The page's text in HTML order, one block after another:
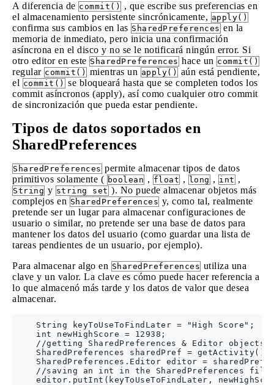
A diferencia de commit()
, que escribe sus preferencias en
el almacenamiento persistente sincrónicamente, apply()
confirma sus cambios en las SharedPreferences en la
memoria de inmediato, pero inicia una confirmación
asíncrona en el disco y no se le notificará ningún error. Si
otro editor en este SharedPreferences hace un commit()
regular commit() mientras un apply() aún está pendiente,
el commit() se bloqueará hasta que se completen todos los
commit asíncronos (apply), así como cualquier otro commit
de sincronización que pueda estar pendiente.
Tipos de datos soportados en
SharedPreferences
SharedPreferences permite almacenar tipos de datos
primitivos solamente ( boolean , float , long , int ,
String y string set ). No puede almacenar objetos más
complejos en SharedPreferences y, como tal, realmente
pretende ser un lugar para almacenar configuraciones de
usuario o similar, no pretende ser una base de datos para
mantener los datos del usuario (como guardar una lista de
tareas pendientes de un usuario, por ejemplo).
Para almacenar algo en SharedPreferences utiliza una
clave y un valor. La clave es cómo puede hacer referencia a
lo que almacenó más tarde y los datos de valor que desea
almacenar.
    String keyToUseToFindLater = "High Score";
    int newHighScore = 12938;
    //getting SharedPreferences & Editor objects
SharedPreferences sharedPref =
SharedPreferences.Editor editor =
    //saving an int in the SharedPreferences file
editor.putInt(keyToUseToFindLater,